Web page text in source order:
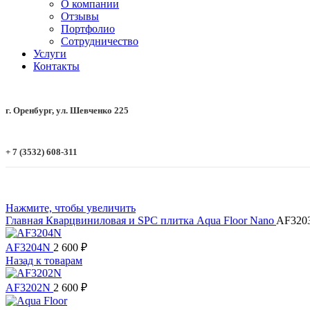
О компании
Отзывы
Портфолио
Сотрудничество
Услуги
Контакты
г. Оренбург, ул. Шевченко 225
+ 7 (3532) 608-311
Нажмите, чтобы увеличить
Главная Кварцвиниловая и SPC плитка Aqua FloorNano
AF3204N 2 600 ₽
Назад к товарам
AF3202N 2 600 ₽